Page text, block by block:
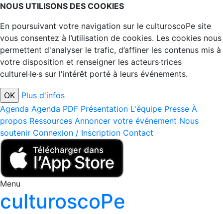
NOUS UTILISONS DES COOKIES
En poursuivant votre navigation sur le culturoscoPe site
vous consentez à l’utilisation de cookies. Les cookies nous
permettent d'analyser le trafic, d’affiner les contenus mis à
votre disposition et renseigner les acteurs·trices
culturel·le·s sur l'intérêt porté à leurs événements.
Plus d'infos
Agenda Agenda PDF Présentation L'équipe Presse À
propos Ressources Annoncer votre événement Nous
soutenir Connexion / Inscription Contact
Menu
culturoscoPe